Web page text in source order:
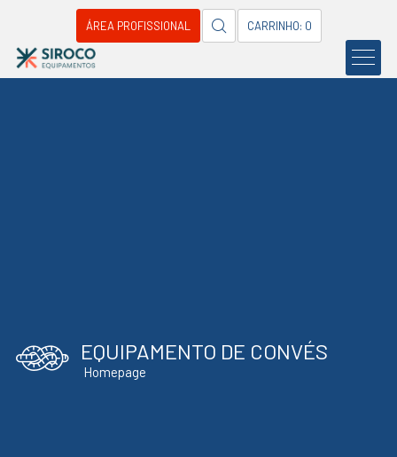
ÁREA PROFISSIONAL CARRINHO: 0
EQUIPAMENTO DE CONVÉS
Homepage